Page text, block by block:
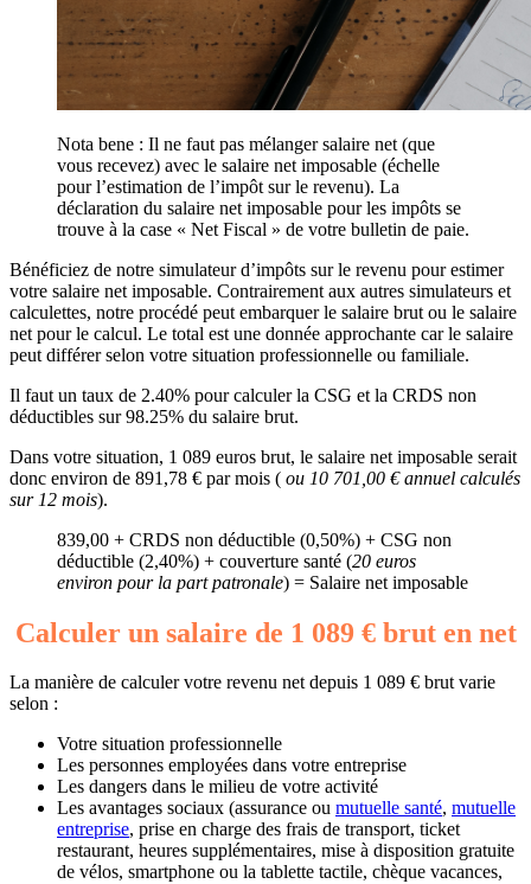
Nota bene : Il ne faut pas mélanger salaire net (que
vous recevez) avec le salaire net imposable (échelle
pour l’estimation de l’impôt sur le revenu). La
déclaration du salaire net imposable pour les impôts se
trouve à la case « Net Fiscal » de votre bulletin de paie.
Bénéficiez de notre simulateur d’impôts sur le revenu pour estimer
votre salaire net imposable. Contrairement aux autres simulateurs et
calculettes, notre procédé peut embarquer le salaire brut ou le salaire
net pour le calcul. Le total est une donnée approchante car le salaire
peut différer selon votre situation professionnelle ou familiale.
Il faut un taux de 2.40% pour calculer la CSG et la CRDS non
déductibles sur 98.25% du salaire brut.
Dans votre situation, 1 089 euros brut, le salaire net imposable serait
donc environ de 891,78 € par mois ( ou 10 701,00 € annuel calculés
sur 12 mois).
839,00 + CRDS non déductible (0,50%) + CSG non
déductible (2,40%) + couverture santé (20 euros
environ pour la part patronale) = Salaire net imposable
Calculer un salaire de 1 089 € brut en net
La manière de calculer votre revenu net depuis 1 089 € brut varie
selon :
Votre situation professionnelle
Les personnes employées dans votre entreprise
Les dangers dans le milieu de votre activité
Les avantages sociaux (assurance ou mutuelle santé, mutuelle
entreprise, prise en charge des frais de transport, ticket
restaurant, heures supplémentaires, mise à disposition gratuite
de vélos, smartphone ou la tablette tactile, chèque vacances,